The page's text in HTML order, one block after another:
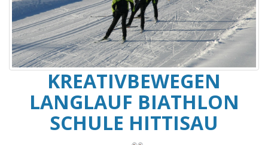
KREATIVBEWEGEN
LANGLAUF BIATHLON
SCHULE HITTISAU